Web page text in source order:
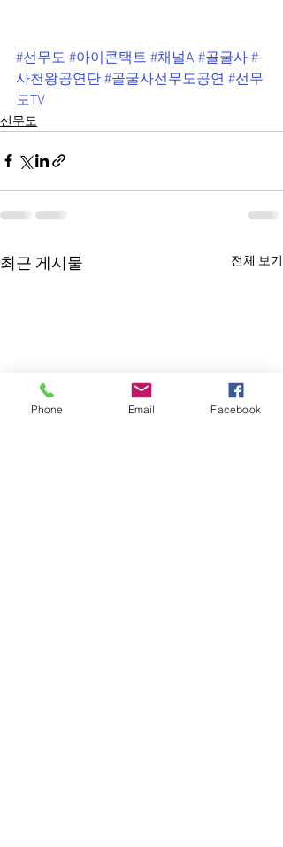
#선무도 #아이콘택트 #채널A #골굴사 #
사천왕공연단 #골굴사선무도공연 #선무
도TV
선무도
최근 게시물 전체 보기
Phone Email Facebook